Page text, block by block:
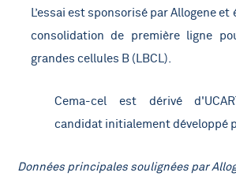
L’essai est sponsorisé par Allogene
consolidation de première ligne
grandes cellules B (LBCL).
Cema-cel est dérivé
candidat initialement développé
Données principales soulignées par